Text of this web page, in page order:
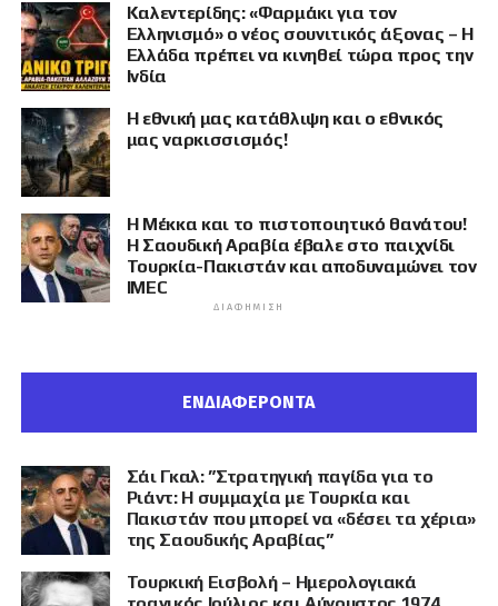
Καλεντερίδης: «Φαρμάκι για τον
Ελληνισμό» ο νέος σουνιτικός άξονας – Η
Ελλάδα πρέπει να κινηθεί τώρα προς την
Ινδία
Η εθνική μας κατάθλιψη και ο εθνικός
μας ναρκισσισμός!
Η Μέκκα και το πιστοποιητικό θανάτου!
Η Σαουδική Αραβία έβαλε στο παιχνίδι
Τουρκία-Πακιστάν και αποδυναμώνει τον
IMEC
ΔΙΑΦΉΜΙΣΗ
ΕΝΔΙΑΦΕΡΟΝΤΑ
Σάι Γκαλ: ”Στρατηγική παγίδα για το
Ριάντ: Η συμμαχία με Τουρκία και
Πακιστάν που μπορεί να «δέσει τα χέρια»
της Σαουδικής Αραβίας”
Τουρκική Εισβολή – Ημερολογιακά